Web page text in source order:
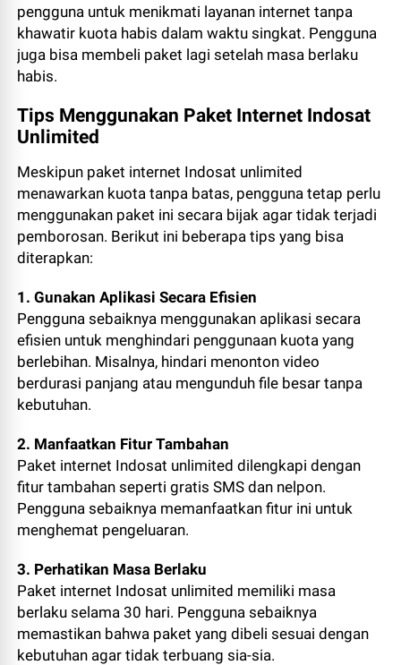
pengguna untuk menikmati layanan internet tanpa
khawatir kuota habis dalam waktu singkat. Pengguna
juga bisa membeli paket lagi setelah masa berlaku
habis.
Tips Menggunakan Paket Internet Indosat
Unlimited
Meskipun paket internet Indosat unlimited
menawarkan kuota tanpa batas, pengguna tetap perlu
menggunakan paket ini secara bijak agar tidak terjadi
pemborosan. Berikut ini beberapa tips yang bisa
diterapkan:
1. Gunakan Aplikasi Secara Efisien
Pengguna sebaiknya menggunakan aplikasi secara
efisien untuk menghindari penggunaan kuota yang
berlebihan. Misalnya, hindari menonton video
berdurasi panjang atau mengunduh file besar tanpa
kebutuhan.
2. Manfaatkan Fitur Tambahan
Paket internet Indosat unlimited dilengkapi dengan
fitur tambahan seperti gratis SMS dan nelpon.
Pengguna sebaiknya memanfaatkan fitur ini untuk
menghemat pengeluaran.
3. Perhatikan Masa Berlaku
Paket internet Indosat unlimited memiliki masa
berlaku selama 30 hari. Pengguna sebaiknya
memastikan bahwa paket yang dibeli sesuai dengan
kebutuhan agar tidak terbuang sia-sia.